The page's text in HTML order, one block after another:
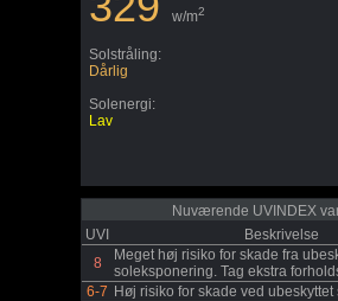
w/m2
Solstråling:
Dårlig
Solenergi:
Lav
Nuværende UVINDEX
UVI
Beskrivelse
8
Meget høj risiko for skade fra
soleksponering. Tag ekstra
6-7 Høj risiko for skade ved